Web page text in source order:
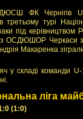
ФК Чернігів
третьому турі
під керівництвом
з ОСДЮШОР Черкаси з
Макаренка
у складі команди
ліга
(1:0)